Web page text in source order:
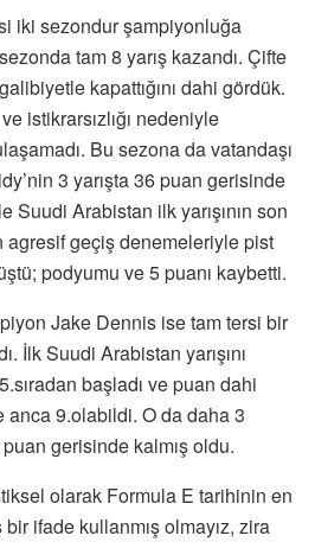
iki sezondur şampiyonluğa
tam 8 yarış kazandı. Çifte
kapattığını dahi gördük.
istikrarsızlığı nedeniyle
Bu sezona da vatandaşı
3 yarışta 36 puan gerisinde
Suudi Arabistan ilk yarışının son
geçiş denemeleriyle pist
podyumu ve 5 puanı kaybetti.
Jake Dennis ise tam tersi bir
İlk Suudi Arabistan yarışını
başladı ve puan dahi
anca 9.olabildi. O da daha 3
gerisinde kalmış oldu.
olarak Formula E tarihinin en
ifade kullanmış olmayız, zira